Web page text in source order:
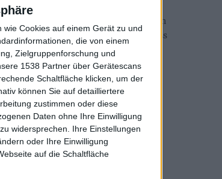
Cookies auf einem Gerät zu und
die von einem
Zielgruppenforschung und
1538 Partner über Gerätescans
Schaltfläche klicken, um der
können Sie auf detailliertere
zustimmen oder diese
Daten ohne Ihre Einwilligung
widersprechen. Ihre Einstellungen
oder Ihre Einwilligung
auf die Schaltfläche
gewisser Thrash-Einfluss nicht
Og Undergang” hingegen geben
den deutlich neoklassischen Einfluss
-Fans Infernus. Perfekt fügt
Klargesang vorgetragene,
in die Scheibe ein, bei der ein
Rolle gespielt haben dürfte.
Sounds, bei dem man sich fragt,